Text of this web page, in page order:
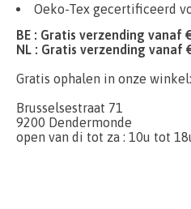
Oeko-Tex gecertificeerd
BE : Gratis verzending vanaf
NL : Gratis verzending vanaf
Gratis ophalen in onze winkel:
Brusselsestraat 71
9200 Dendermonde
open van di tot za : 10u tot